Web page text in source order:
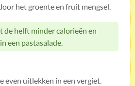
het groente en fruit mengsel.
de helft minder calorieën en
een pastasalade.
even uitlekken in een vergiet.